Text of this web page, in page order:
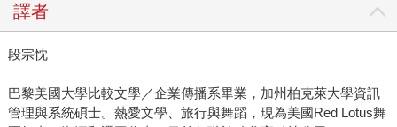
譯者
段宗忱
巴黎美國大學比較文學／企業傳播系畢業，加州柏克萊大學資訊
管理與系統碩士。熱愛文學、旅行與舞蹈，現為美國Red Lotus舞